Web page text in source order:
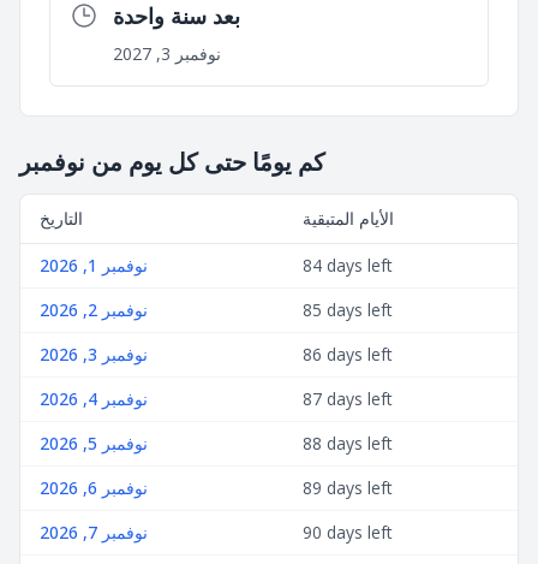
بعد سنة واحدة
نوفمبر 3, 2027
كم يومًا حتى كل يوم من نوفمبر
التاريخ الأيام المتبقية
نوفمبر 1, 2026
84 days left
نوفمبر 2, 2026
85 days left
نوفمبر 3, 2026
86 days left
نوفمبر 4, 2026
87 days left
نوفمبر 5, 2026
88 days left
نوفمبر 6, 2026
89 days left
نوفمبر 7, 2026
90 days left